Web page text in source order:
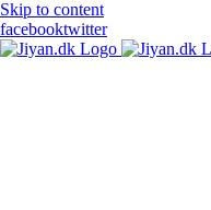
Skip to content
facebooktwitter